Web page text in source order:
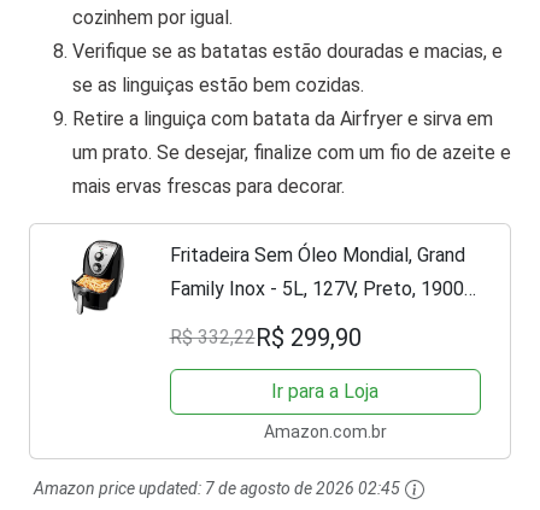
cozinhem por igual.
Verifique se as batatas estão douradas e macias, e
se as linguiças estão bem cozidas.
Retire a linguiça com batata da Airfryer e sirva em
um prato. Se desejar, finalize com um fio de azeite e
mais ervas frescas para decorar.
Fritadeira Sem Óleo Mondial, Grand
Family Inox - 5L, 127V, Preto, 1900W
- AFN-50-BI
R$ 332,22R$ 299,90
Ir para a Loja
Amazon.com.br
Amazon price updated: 7 de agosto de 2026 02:45